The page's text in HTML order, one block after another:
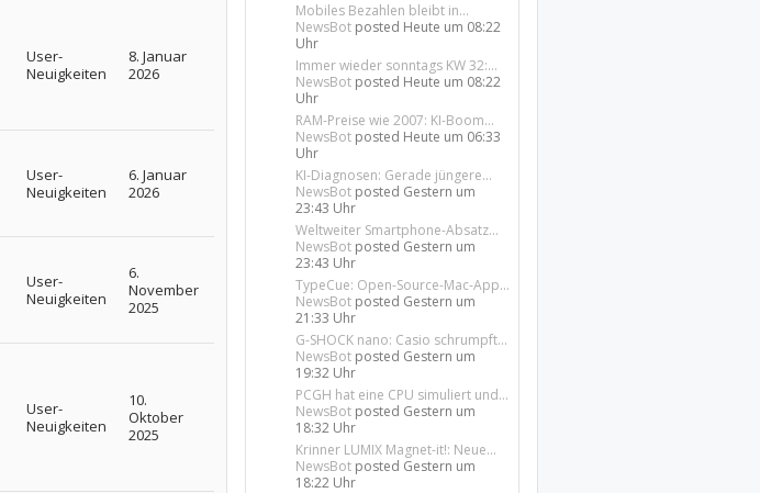
User-
Neuigkeiten
8. Januar
2026
User-
Neuigkeiten
6. Januar
2026
User-
Neuigkeiten
6.
November
2025
User-
Neuigkeiten
10.
Oktober
2025
Mobiles Bezahlen bleibt in...
NewsBot posted Heute um 08:22
Uhr
Immer wieder sonntags KW 32:...
NewsBot posted Heute um 08:22
Uhr
RAM-Preise wie 2007: KI-Boom...
NewsBot posted Heute um 06:33
Uhr
KI-Diagnosen: Gerade jüngere...
NewsBot posted Gestern um
23:43 Uhr
Weltweiter Smartphone-Absatz...
NewsBot posted Gestern um
23:43 Uhr
TypeCue: Open-Source-Mac-App...
NewsBot posted Gestern um
21:33 Uhr
G-SHOCK nano: Casio schrumpft...
NewsBot posted Gestern um
19:32 Uhr
PCGH hat eine CPU simuliert und...
NewsBot posted Gestern um
18:32 Uhr
Krinner LUMIX Magnet-it!: Neue...
NewsBot posted Gestern um
18:22 Uhr